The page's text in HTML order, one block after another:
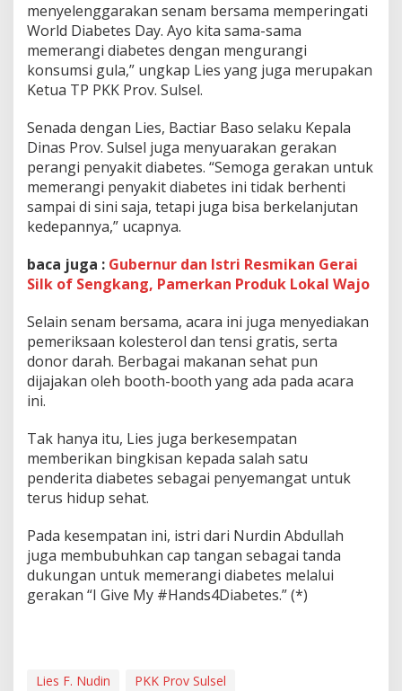
a
d
W
o
r
d
i
a
b
e
D
a
menyelenggarakan senam bersama memperingati
World Diabetes Day. Ayo kita sama-sama
memerangi diabetes dengan mengurangi
konsumsi gula,” ungkap Lies yang juga merupakan
Ketua TP PKK Prov. Sulsel.
Senada dengan Lies, Bactiar Baso selaku Kepala
Dinas Prov. Sulsel juga menyuarakan gerakan
perangi penyakit diabetes. “Semoga gerakan untuk
memerangi penyakit diabetes ini tidak berhenti
sampai di sini saja, tetapi juga bisa berkelanjutan
kedepannya,” ucapnya.
baca juga : Gubernur dan Istri Resmikan Gerai
Silk of Sengkang, Pamerkan Produk Lokal Wajo
Selain senam bersama, acara ini juga menyediakan
pemeriksaan kolesterol dan tensi gratis, serta
donor darah. Berbagai makanan sehat pun
dijajakan oleh booth-booth yang ada pada acara
ini.
Tak hanya itu, Lies juga berkesempatan
memberikan bingkisan kepada salah satu
penderita diabetes sebagai penyemangat untuk
terus hidup sehat.
Pada kesempatan ini, istri dari Nurdin Abdullah
juga membubuhkan cap tangan sebagai tanda
dukungan untuk memerangi diabetes melalui
gerakan “I Give My #Hands4Diabetes.” (*)
Lies F. Nudin
PKK Prov Sulsel